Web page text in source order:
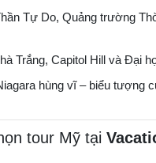
Tự Do, Quảng trường
Trắng, Capitol Hill và Đại
hùng vĩ – biểu tượng
tour Mỹ tại